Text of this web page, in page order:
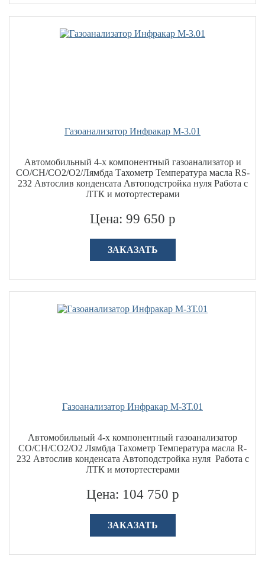
Газоанализатор Инфракар М-3.01
Автомобильный 4-х компонентный газоанализатор и
CO/CH/СО2/О2/Лямбда Тахометр Температура масла RS-
232 Автослив конденсата Автоподстройка нуля Работа с
ЛТК и мотортестерами
Цена: 99 650 р
ЗАКАЗАТЬ
Газоанализатор Инфракар М-3Т.01
Автомобильный 4-х компонентный газоанализатор
CO/CH/СО2/О2 Лямбда Тахометр Температура масла R-
232 Автослив конденсата Автоподстройка нуля Работа с
ЛТК и мотортестерами
Цена: 104 750 р
ЗАКАЗАТЬ